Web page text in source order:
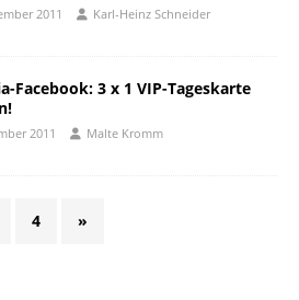
2011 Karl-Heinz Schneider
Facebook: 3 x 1 VIP-Tageskarte
2011 Malte Kromm
4 »